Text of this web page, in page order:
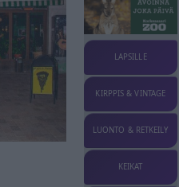
LAPSILLE
KIRPPIS & VINTAGE
LUONTO & RETKEILY
KEIKAT